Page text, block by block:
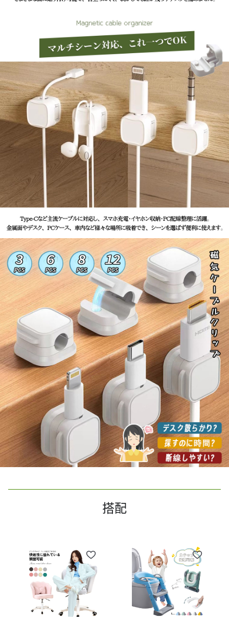
搭配